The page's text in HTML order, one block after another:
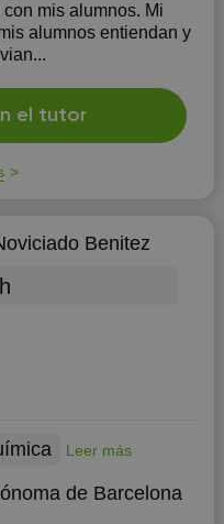
mis alumnos. Mi
alumnos entiendan y
el tutor
Benitez
Leer más
de Barcelona